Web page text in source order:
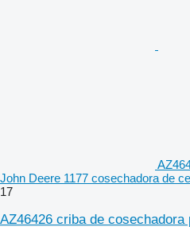
John Deere 1177 cosechadora de
17
AZ46426 criba de cosechadora